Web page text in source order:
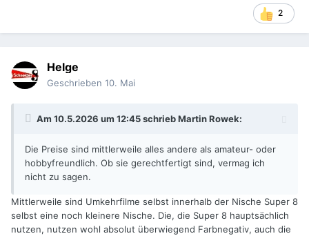
2
Helge
Geschrieben 10. Mai
Am 10.5.2026 um 12:45 schriebMartin Rowek:
Die Preise sind mittlerweile alles andere als amateur- oder
hobbyfreundlich. Ob sie gerechtfertigt sind, vermag ich
nicht zu sagen.
Mittlerweile sind Umkehrfilme selbst innerhalb der Nische Super 8
selbst eine noch kleinere Nische. Die, die Super 8 hauptsächlich
nutzen, nutzen wohl absolut überwiegend Farbnegativ, auch die